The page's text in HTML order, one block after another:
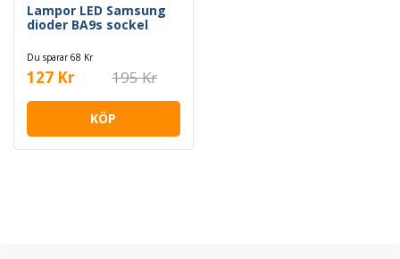
Lampor LED Samsung
dioder BA9s sockel
Du sparar 68 Kr
127 Kr 195 Kr
KÖP